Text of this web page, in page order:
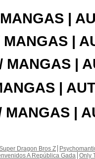
|
|
MANGAS |
|
MANGAS |
Dragon Bros Z
A República Gada Only